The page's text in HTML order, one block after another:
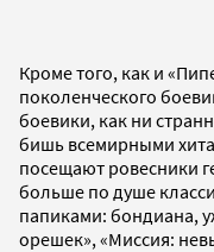
Кроме того, как и
поколенческого
боевики, как ни
бишь всемирными
посещают ровесники
больше по душе
папиками: бондиана,
орешек», «Миссия: